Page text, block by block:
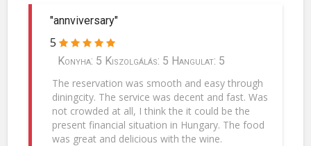
"annviversary"
5
Konyha: 5 Kiszolgálás: 5 Hangulat: 5
The reservation was smooth and easy through
diningcity. The service was decent and fast. Was
not crowded at all, I think the it could be the
present financial situation in Hungary. The food
was great and delicious with the wine.